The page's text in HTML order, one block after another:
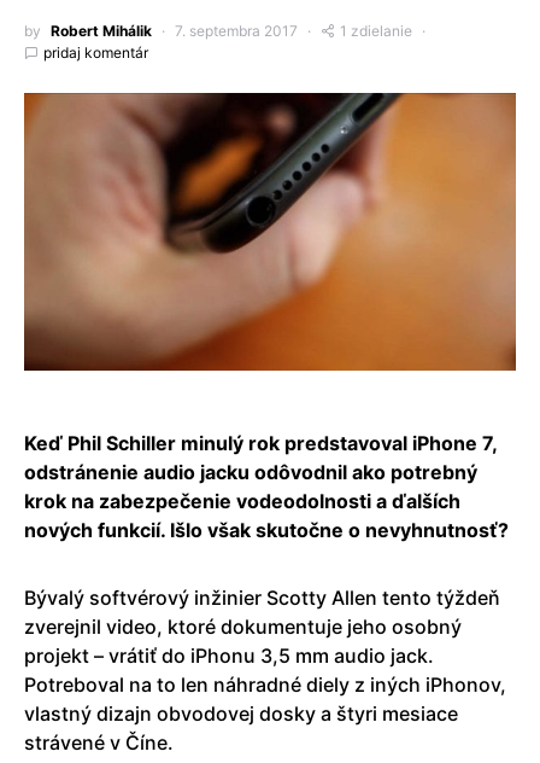
by Robert Mihálik 7. septembra 2017
1 zdielanie
pridaj komentár
Keď Phil Schiller minulý rok predstavoval iPhone 7,
odstránenie audio jacku odôvodnil ako potrebný
krok na zabezpečenie vodeodolnosti a ďalších
nových funkcií. Išlo však skutočne o nevyhnutnosť?
Bývalý softvérový inžinier Scotty Allen tento týždeň
zverejnil video, ktoré dokumentuje jeho osobný
projekt – vrátiť do iPhonu 3,5 mm audio jack.
Potreboval na to len náhradné diely z iných iPhonov,
vlastný dizajn obvodovej dosky a štyri mesiace
strávené v Číne.